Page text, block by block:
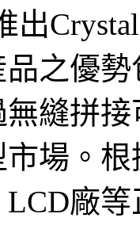
出
之優
縫拼
場。
廠